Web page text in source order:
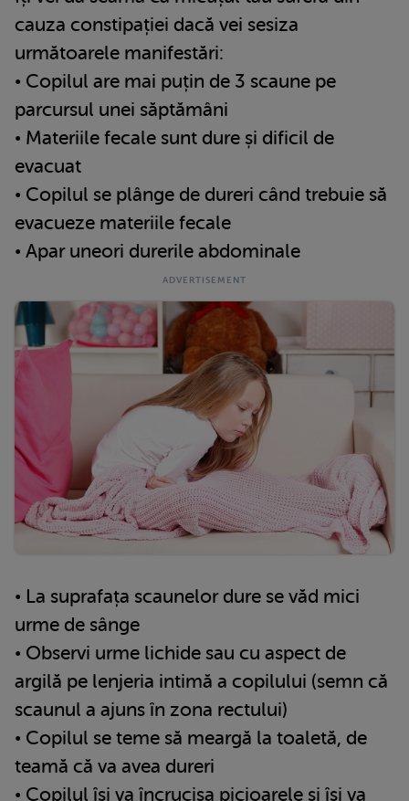
cauza constipației dacă vei sesiza
următoarele manifestări:
• Copilul are mai puțin de 3 scaune pe
parcursul unei săptămâni
• Materiile fecale sunt dure și dificil de
evacuat
• Copilul se plânge de dureri când trebuie să
evacueze materiile fecale
• Apar uneori durerile abdominale
• La suprafața scaunelor dure se văd mici
urme de sânge
• Observi urme lichide sau cu aspect de
argilă pe lenjeria intimă a copilului (semn că
scaunul a ajuns în zona rectului)
• Copilul se teme să meargă la toaletă, de
teamă că va avea dureri
• Copilul își va încrucișa picioarele și își va